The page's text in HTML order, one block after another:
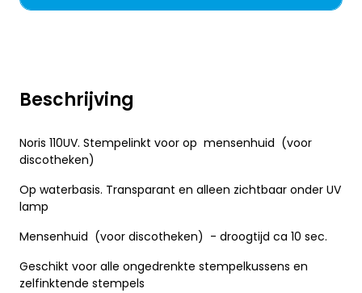
Beschrijving
Noris 110UV. Stempelinkt voor op mensenhuid (voor
discotheken)
Op waterbasis. Transparant en alleen zichtbaar onder UV
lamp
Mensenhuid (voor discotheken) - droogtijd ca 10 sec.
Geschikt voor alle ongedrenkte stempelkussens en
zelfinktende stempels